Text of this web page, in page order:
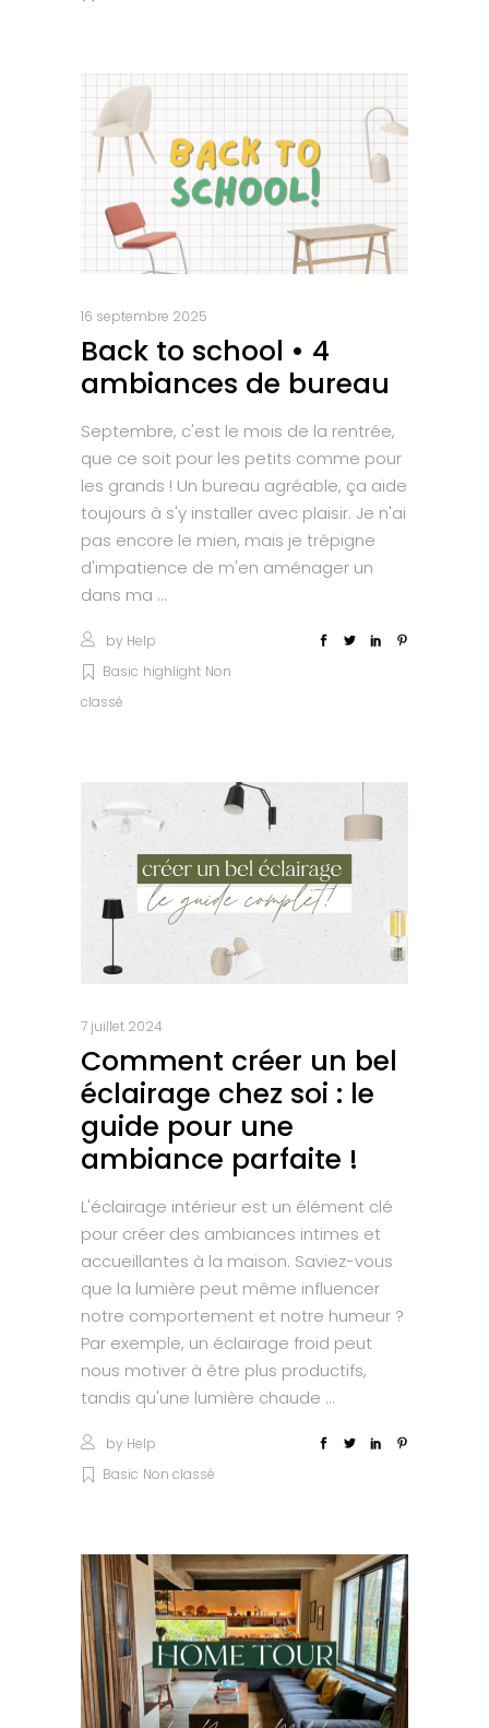
16 septembre 2025
Back to school • 4
ambiances de bureau
Septembre, c'est le mois de la rentrée,
que ce soit pour les petits comme pour
les grands ! Un bureau agréable, ça aide
toujours à s'y installer avec plaisir. Je n'ai
pas encore le mien, mais je trépigne
d'impatience de m'en aménager un
dans ma
by Help
Basic highlight Non
classé
7 juillet 2024
Comment créer un bel
éclairage chez soi : le
guide pour une
ambiance parfaite !
L'éclairage intérieur est un élément clé
pour créer des ambiances intimes et
accueillantes à la maison. Saviez-vous
que la lumière peut même influencer
notre comportement et notre humeur ?
Par exemple, un éclairage froid peut
nous motiver à être plus productifs,
tandis qu'une lumière chaude
by Help
Basic Non classé